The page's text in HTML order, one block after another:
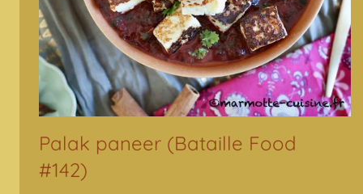
Palak paneer (Bataille Food
#142)